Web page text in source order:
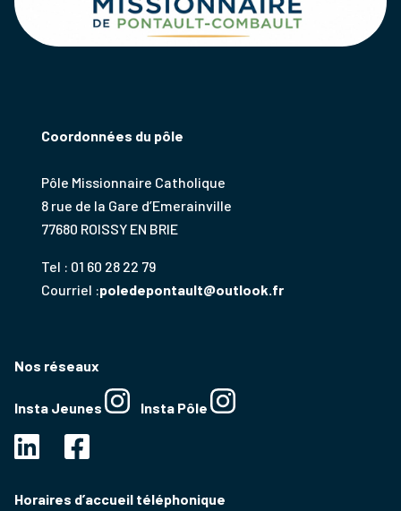
Coordonnées du pôle
Pôle Missionnaire Catholique
8 rue de la Gare d’Emerainville
77680 ROISSY EN BRIE
Tel : 01 60 28 22 79
Courriel :poledepontault@outlook.fr
Nos réseaux
Insta Jeunes Insta Pôle
Horaires d’accueil téléphonique